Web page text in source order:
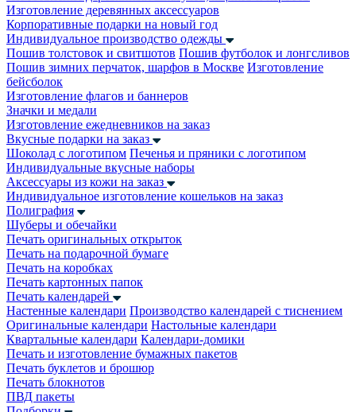
Изготовление деревянных аксессуаров
Корпоративные подарки на новый год
Индивидуальное производство одежды
Пошив толстовок и свитшотов Пошив футболок и лонгсливов
Пошив зимних перчаток, шарфов в Москве Изготовление
бейсболок
Изготовление флагов и баннеров
Значки и медали
Изготовление ежедневников на заказ
Вкусные подарки на заказ
Шоколад с логотипом Печенья и пряники с логотипом
Индивидуальные вкусные наборы
Аксессуары из кожи на заказ
Индивидуальное изготовление кошельков на заказ
Полиграфия
Шуберы и обечайки
Печать оригинальных открыток
Печать на подарочной бумаге
Печать на коробках
Печать картонных папок
Печать календарей
Настенные календари Производство календарей с тиснением
Оригинальные календари Настольные календари
Квартальные календари Календари-домики
Печать и изготовление бумажных пакетов
Печать буклетов и брошюр
Печать блокнотов
ПВД пакеты